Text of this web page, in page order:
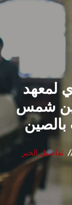
الرئيسيـة
القطاعـات
الشئون الأكاديمية
البحث العلمي
المراكز والوحدات
الأنظمة الذكية
لمعهد
شمس
تفاصيل الخبر